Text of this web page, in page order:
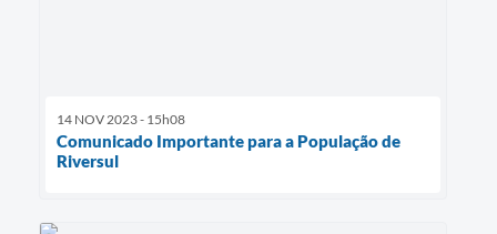
14 NOV 2023 - 15h08
Comunicado Importante para a População de
Riversul